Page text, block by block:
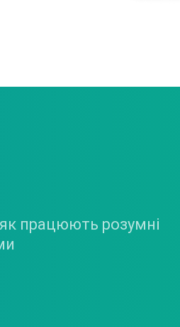
працюють розумні